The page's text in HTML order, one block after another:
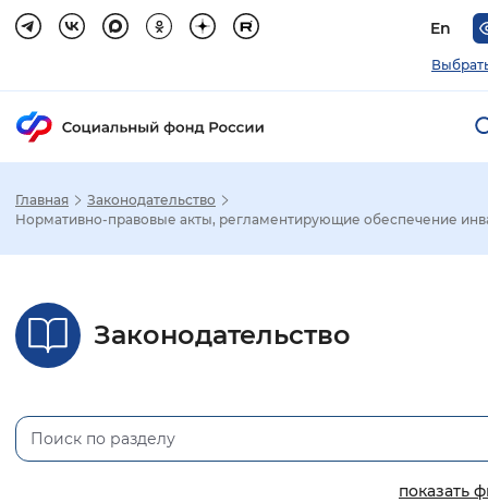
En
Размер шрифта
Главная
Законодательство
Нормативно-правовые акты, регламентирующие обеспечение
Законодательство
показать